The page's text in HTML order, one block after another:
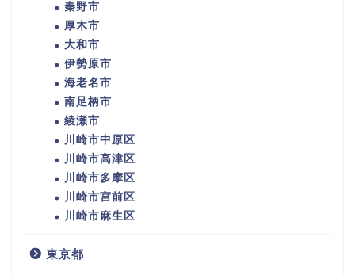
秦野市
厚木市
大和市
伊勢原市
海老名市
南足柄市
綾瀬市
川崎市中原区
川崎市高津区
川崎市多摩区
川崎市宮前区
川崎市麻生区
東京都